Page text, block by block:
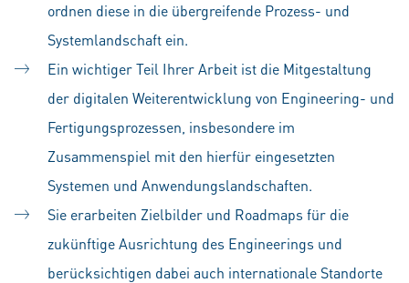
ordnen diese in die übergreifende Prozess- und
Systemlandschaft ein.
Ein wichtiger Teil Ihrer Arbeit ist die Mitgestaltung
der digitalen Weiterentwicklung von Engineering- und
Fertigungsprozessen, insbesondere im
Zusammenspiel mit den hierfür eingesetzten
Systemen und Anwendungslandschaften.
Sie erarbeiten Zielbilder und Roadmaps für die
zukünftige Ausrichtung des Engineerings und
berücksichtigen dabei auch internationale Standorte